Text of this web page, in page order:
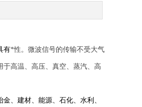
有*性。微波信号的传输不受大气
高温、高压、真空、蒸汽、高
、建材、能源、石化、水利、